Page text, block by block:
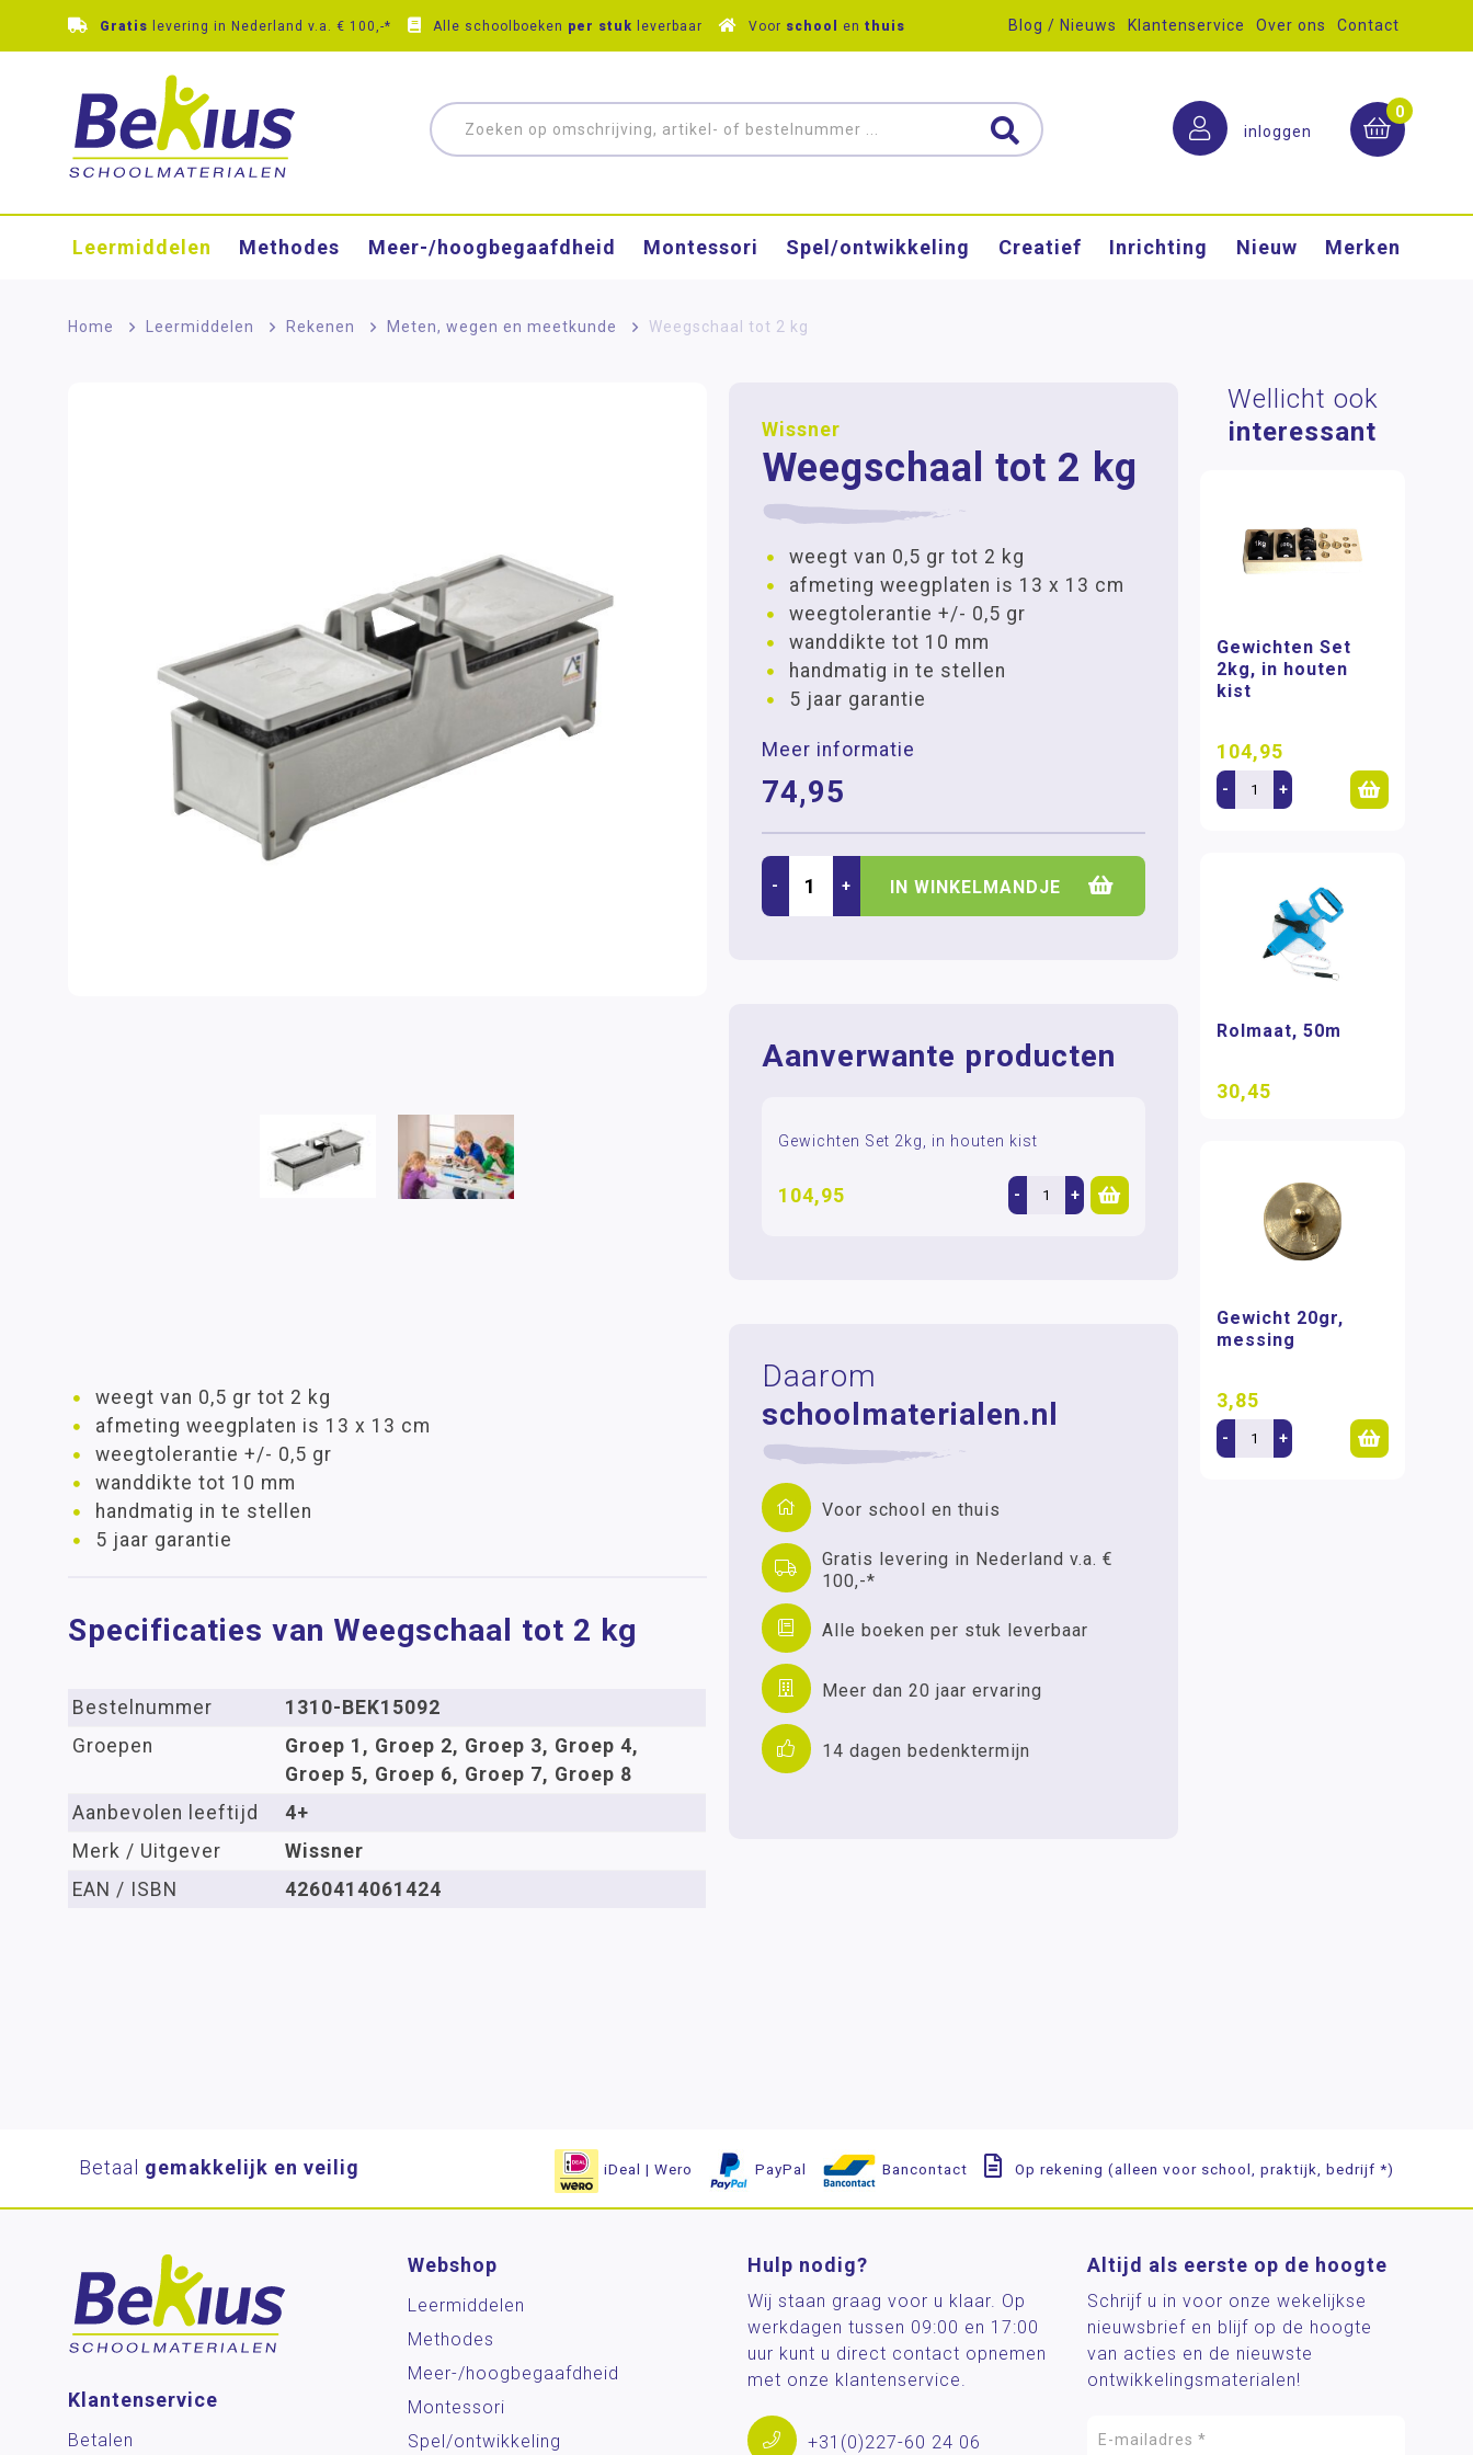
Gratis levering in Nederland v.a. € 100,-* Alle schoolboeken per stuk leverbaar Voor school en thuis Blog / Nieuws Klantenservice Over ons Contact
inloggen
0
Leermiddelen Methodes Meer-/hoog­begaafdheid Montessori Spel/ontwikkeling Creatief Inrichting Nieuw Merken
Home > Leermiddelen > Rekenen > Meten, wegen en meetkunde > Weegschaal tot 2 kg
Wissner
Weegschaal tot 2 kg
weegt van 0,5 gr tot 2 kg
afmeting weegplaten is 13 x 13 cm
weegtolerantie +/- 0,5 gr
wanddikte tot 10 mm
handmatig in te stellen
5 jaar garantie
Meer informatie
74,95
- + IN WINKELMANDJE
Aanverwante producten
Gewichten Set 2kg, in houten kist
104,95 - +
Daarom
schoolmaterialen.nl
Voor school en thuis
Gratis levering in Nederland v.a. €
100,-*
Alle boeken per stuk leverbaar
Meer dan 20 jaar ervaring
14 dagen bedenktermijn
weegt van 0,5 gr tot 2 kg
afmeting weegplaten is 13 x 13 cm
weegtolerantie +/- 0,5 gr
wanddikte tot 10 mm
handmatig in te stellen
5 jaar garantie
Specificaties van Weegschaal tot 2 kg
Bestelnummer
1310-BEK15092
Groepen
Groep 1, Groep 2, Groep 3, Groep 4,
Groep 5, Groep 6, Groep 7, Groep 8
Aanbevolen leeftijd
4+
Merk / Uitgever
Wissner
EAN / ISBN
4260414061424
Wellicht ook
interessant
Gewichten Set
2kg, in houten
kist
104,95
- +
Rolmaat, 50m
30,45
Gewicht 20gr,
messing
3,85
- +
Betaal gemakkelijk en veilig iDeal | Wero PayPal Bancontact Op rekening (alleen voor school, praktijk, bedrijf *)
Klantenservice
Betalen
Webshop
Leermiddelen
Methodes
Meer-/hoog­begaafdheid
Montessori
Spel/ontwikkeling
Hulp nodig?
Wij staan graag voor u klaar. Op
werkdagen tussen 09:00 en 17:00
uur kunt u direct contact opnemen
met onze klantenservice.
+31(0)227-60 24 06
Altijd als eerste op de hoogte
Schrijf u in voor onze wekelijkse
nieuwsbrief en blijf op de hoogte
van acties en de nieuwste
ontwikkelingsmaterialen!